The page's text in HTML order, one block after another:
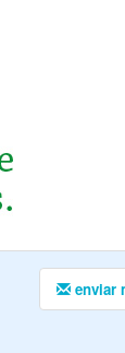
enviar